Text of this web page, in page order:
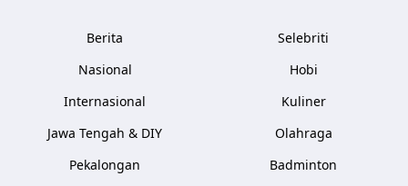
Berita
Nasional
Internasional
Jawa Tengah & DIY
Pekalongan
Selebriti
Hobi
Kuliner
Olahraga
Badminton